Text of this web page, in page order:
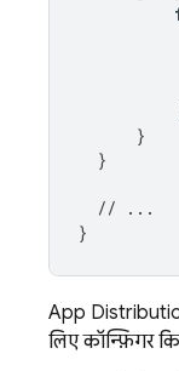
}
}
// ...
}
App
लिए कॉन्फ़िगर